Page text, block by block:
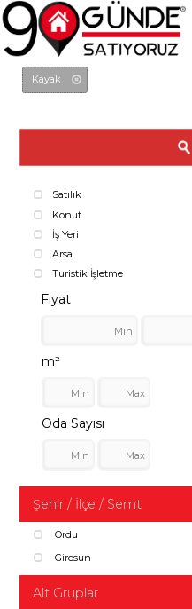
Kayak
Satılık
Konut
İş Yeri
Arsa
Turistik İşletme
Fiyat
m²
Oda Sayısı
Şehir / İlçe / Semt
Ordu
Giresun
Alt Gruplar